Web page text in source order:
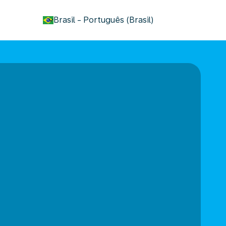
Brasil - Português (Brasil)
keyboard_arrow_down